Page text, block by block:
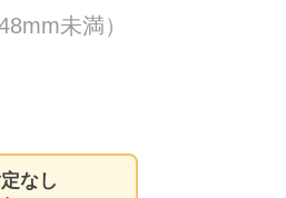
未満）
なし